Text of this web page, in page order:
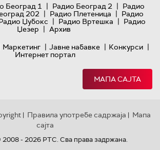
Београд 1 | Радио Београд 2 | Радио
202 | Радио Плетеница | Радио
Џубокс | Радио Вртешка | Радио
Џезер | Архив
Маркетинг | Јавне набавке | Конкурси |
Интернет портал
МАПА САЈТА
| Правила употребе садржаја | Мапа
сајта
- 2026 РТС. Сва права задржана.